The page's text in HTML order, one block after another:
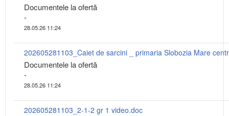
Documentele la ofertă
-
28.05.26 11:24
Documentele la ofertă
-
28.05.26 11:24
202605281103_2-1-2 gr 1 video.doc